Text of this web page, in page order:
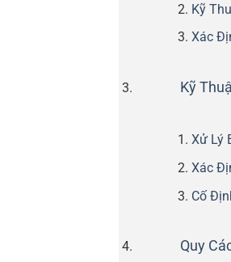
Kỹ
Xác
Kỹ
Xử Lý
Xác
Cố
Quy